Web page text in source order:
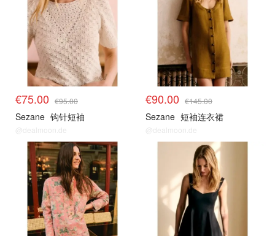
€75.00 €95.00
Sezane 钩针短袖
@dealmoon.de
€90.00 €145.00
Sezane 短袖连衣裙
@dealmoon.de